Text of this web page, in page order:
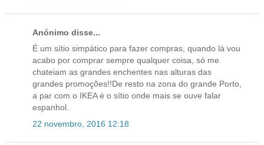
Anónimo disse...
É um sítio simpático para fazer compras, quando lá vou
acabo por comprar sempre qualquer coisa, só me
chateiam as grandes enchentes nas alturas das
grandes promoções!!De resto na zona do grande Porto,
a par com o IKEA é o sítio onde mais se ouve falar
espanhol.
22 novembro, 2016 12:18